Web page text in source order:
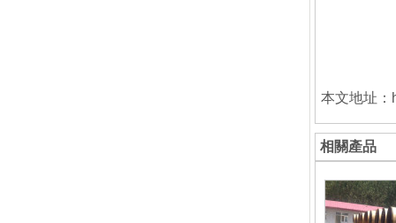
本文地址：
相關產品